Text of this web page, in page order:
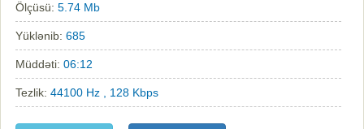
Ölçüsü: 5.74 Mb
Yüklənib: 685
Müddəti: 06:12
Tezlik: 44100 Hz , 128 Kbps